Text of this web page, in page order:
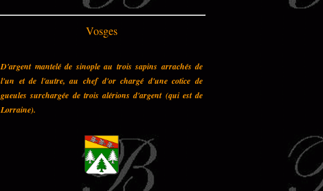
Vosges
D'argent mantelé de sinople au trois sapins arrachés de
l'un et de l'autre, au chef d'or chargé d'une cotice de
gueules surchargée de trois alérions d'argent (qui est de
Lorraine).